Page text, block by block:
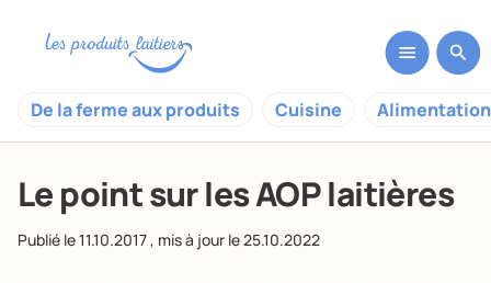
De la ferme aux produits Cuisine
Le point sur les AOP laitières
Publié le11.10.2017, mis à jour le25.10.2022